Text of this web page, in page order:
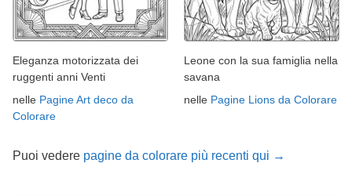
Eleganza motorizzata dei
ruggenti anni Venti
nelle Pagine Art deco da
Colorare
Leone con la sua famiglia nella
savana
nelle Pagine Lions da Colorare
Puoi vedere pagine da colorare più recenti qui →